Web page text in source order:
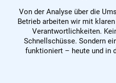
Von der Analyse über die
Betrieb arbeiten wir mit
Verantwortlichkeiten.
Schnellschüsse. Sondern
funktioniert – heute und in